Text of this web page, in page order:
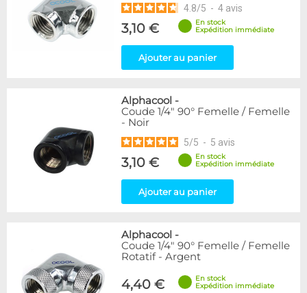
4.8/5 - 4 avis
3,10 €
En stock
Expédition immédiate
Ajouter au panier
Alphacool -
Coude 1/4" 90° Femelle / Femelle
- Noir
5/5 - 5 avis
3,10 €
En stock
Expédition immédiate
Ajouter au panier
Alphacool -
Coude 1/4" 90° Femelle / Femelle
Rotatif - Argent
4,40 €
En stock
Expédition immédiate